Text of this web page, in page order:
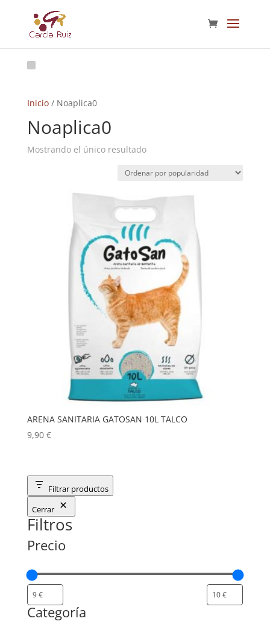
Inicio/ Noaplica0
Noaplica0
Mostrando el único resultado
ARENA SANITARIA GATOSAN 10L TALCO
9,90 €
Filtrar productos
Cerrar
Filtros
Precio
Categoría